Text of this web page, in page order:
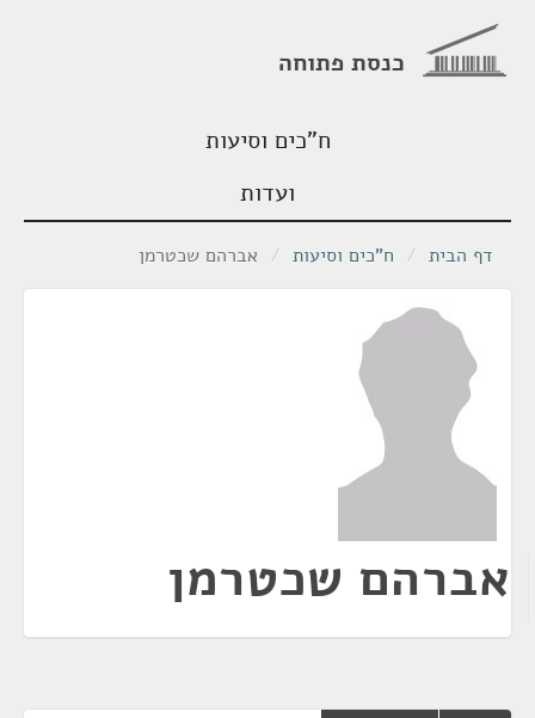
כנסת פתוחה
ח"כים וסיעות
ועדות
דף הבית / ח"כים וסיעות / אברהם שכטרמן
אברהם שכטרמן